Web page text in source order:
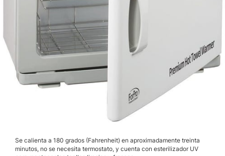
Se calienta a 180 grados (Fahrenheit) en aproximadamente treinta
minutos, no se necesita termostato, y cuenta con esterilizador UV